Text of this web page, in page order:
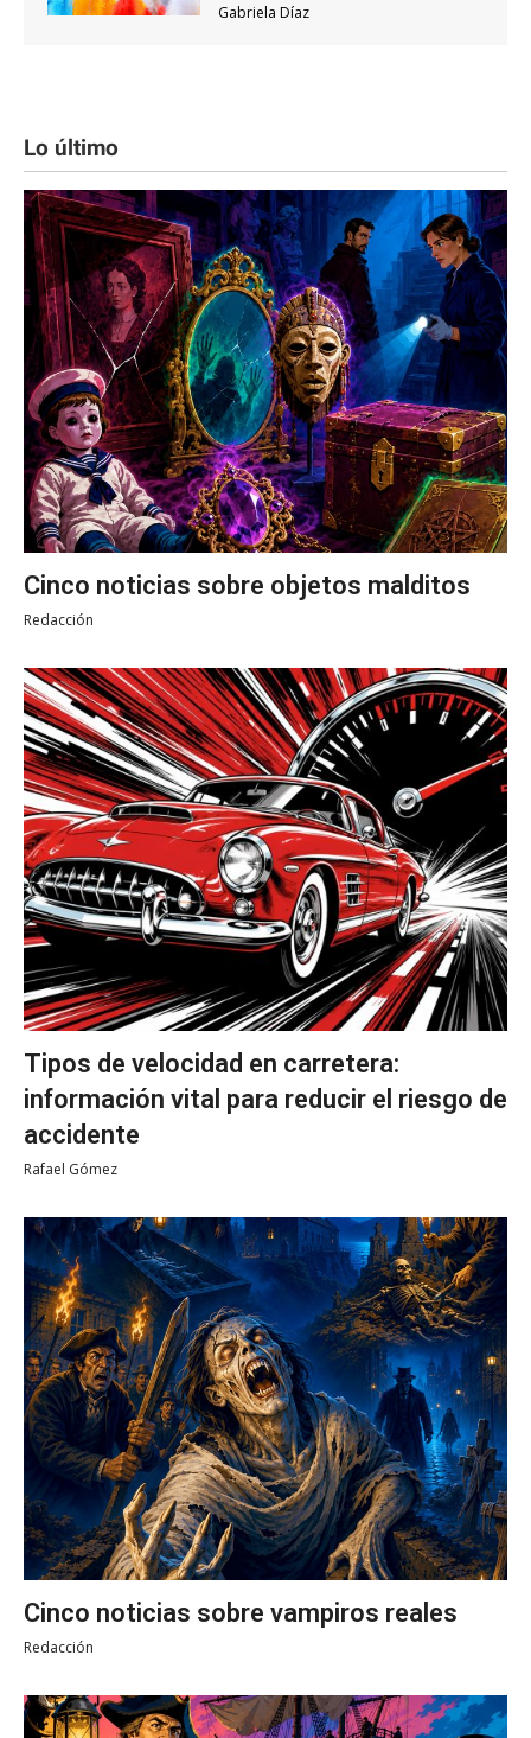
Gabriela Díaz
Lo último
Cinco noticias sobre objetos malditos
Redacción
Tipos de velocidad en carretera:
información vital para reducir el riesgo de
accidente
Rafael Gómez
Cinco noticias sobre vampiros reales
Redacción